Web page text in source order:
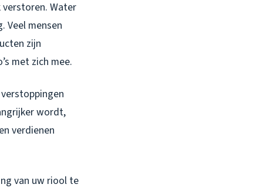
Water
Veel mensen
zijn
met zich mee.
wordt,
verdienen
van uw riool te